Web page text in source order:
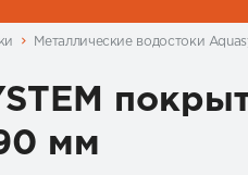
Металлические водостоки
мм